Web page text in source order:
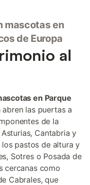
mascotas en
de Europa
al
en Parque
abren las puertas a
de la
Cantabria y
pastos de altura y
Sotres o Posada de
cercanas como
Cabrales, que